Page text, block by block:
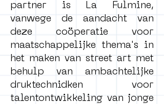
partner is La Fulmine,
vanwege de aandacht van
deze coöperatie voor
maatschappelijke thema's in
het maken van street art met
behulp van ambachtelijke
druktechnidken voor
talentontwikkeling van jonge